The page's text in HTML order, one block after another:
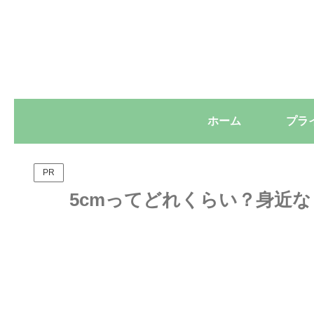
ホーム
PR
5cmってどれくらい？身近